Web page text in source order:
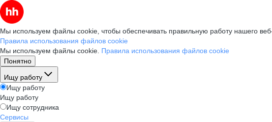
Мы используем файлы cookie, чтобы обеспечивать правильную работу нашего
Правила использования файлов cookie
Мы используем файлы cookie. Правила использования файлов cookie
Понятно
Ищу работу
Ищу работу
Ищу работу
Ищу сотрудника
Сервисы